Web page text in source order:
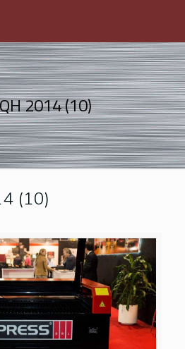
2014 (10)
(10)